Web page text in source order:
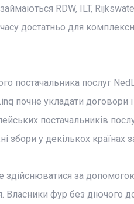
RDW, ILT,
достатньо для
постачальника послуг
почне укладати
постачальників
збори у декількох
за
Власники фур без діючого